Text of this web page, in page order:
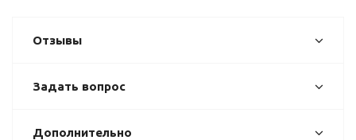
Отзывы
Задать вопрос
Дополнительно